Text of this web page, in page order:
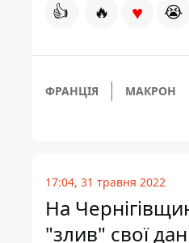
👍 🔥 ♥ 😭
ФРАНЦІЯ МАКРОН
17:04, 31 травня 2022
На
"злив" свої